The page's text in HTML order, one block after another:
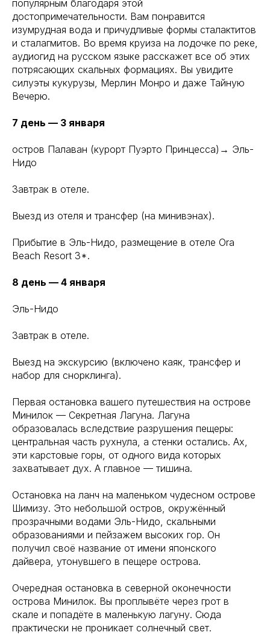
популярным благодаря этой
достопримечательности. Вам понравится
изумрудная вода и причудливые формы сталактитов
и сталагмитов. Во время круиза на лодочке по реке,
аудиогид на русском языке расскажет все об этих
потрясающих скальных формациях. Вы увидите
силуэты кукурузы, Мерлин Монро и даже Тайную
Вечерю.
7 день — 3 января
остров Палаван (курорт Пуэрто Принцесса)→ Эль-
Нидо
Завтрак в отеле.
Выезд из отеля и трансфер (на минивэнах).
Прибытие в Эль-Нидо, размещение в отеле Ora
Beach Resort 3*.
8 день — 4 января
Эль-Нидо
Завтрак в отеле.
Выезд на экскурсию (включено каяк, трансфер и
набор для снорклинга).
Первая остановка вашего путешествия на острове
Минилок — Секретная Лагуна. Лагуна
образовалась вследствие разрушения пещеры:
центральная часть рухнула, а стенки остались. Ах,
эти карстовые горы, от одного вида которых
захватывает дух. А главное — тишина.
Остановка на ланч на маленьком чудесном острове
Шимизу. Это небольшой остров, окружённый
прозрачными водами Эль-Нидо, скальными
образованиями и пейзажем высоких гор. Он
получил своё название от имени японского
дайвера, утонувшего в пещере острова.
Очередная остановка в северной оконечности
острова Минилок. Вы проплывёте через грот в
скале и попадёте в маленькую лагуну. Сюда
практически не проникает солнечный свет.